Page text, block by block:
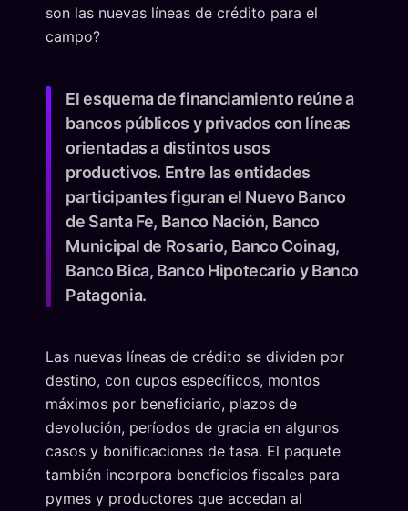
son las nuevas líneas de crédito para el
campo?
El esquema de financiamiento reúne a
bancos públicos y privados con líneas
orientadas a distintos usos
productivos. Entre las entidades
participantes figuran el Nuevo Banco
de Santa Fe, Banco Nación, Banco
Municipal de Rosario, Banco Coinag,
Banco Bica, Banco Hipotecario y Banco
Patagonia.
Las nuevas líneas de crédito se dividen por
destino, con cupos específicos, montos
máximos por beneficiario, plazos de
devolución, períodos de gracia en algunos
casos y bonificaciones de tasa. El paquete
también incorpora beneficios fiscales para
pymes y productores que accedan al